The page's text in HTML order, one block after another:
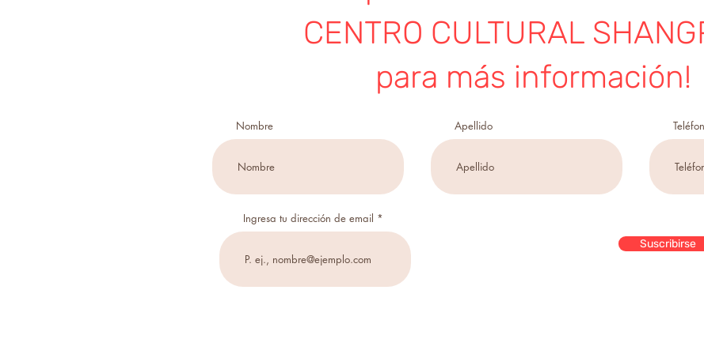
CENTRO CULTURAL
para más información!
Nombre
Ingresa tu dirección de email
Apellido
Suscribirse